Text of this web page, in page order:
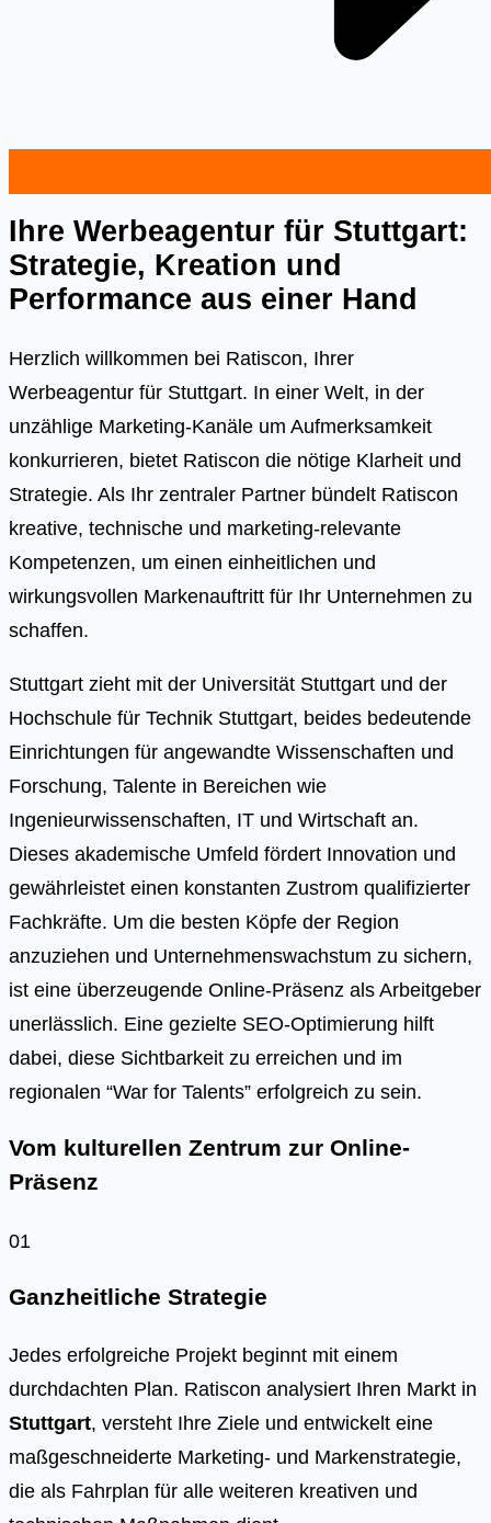
Ihre Werbeagentur für Stuttgart:
Strategie, Kreation und
Performance aus einer Hand
Herzlich willkommen bei Ratiscon, Ihrer
Werbeagentur für Stuttgart. In einer Welt, in der
unzählige Marketing-Kanäle um Aufmerksamkeit
konkurrieren, bietet Ratiscon die nötige Klarheit und
Strategie. Als Ihr zentraler Partner bündelt Ratiscon
kreative, technische und marketing-relevante
Kompetenzen, um einen einheitlichen und
wirkungsvollen Markenauftritt für Ihr Unternehmen zu
schaffen.
Stuttgart zieht mit der Universität Stuttgart und der
Hochschule für Technik Stuttgart, beides bedeutende
Einrichtungen für angewandte Wissenschaften und
Forschung, Talente in Bereichen wie
Ingenieurwissenschaften, IT und Wirtschaft an.
Dieses akademische Umfeld fördert Innovation und
gewährleistet einen konstanten Zustrom qualifizierter
Fachkräfte. Um die besten Köpfe der Region
anzuziehen und Unternehmenswachstum zu sichern,
ist eine überzeugende Online-Präsenz als Arbeitgeber
unerlässlich. Eine gezielte SEO-Optimierung hilft
dabei, diese Sichtbarkeit zu erreichen und im
regionalen “War for Talents” erfolgreich zu sein.
Vom kulturellen Zentrum zur Online-
Präsenz
01
Ganzheitliche Strategie
Jedes erfolgreiche Projekt beginnt mit einem
durchdachten Plan. Ratiscon analysiert Ihren Markt in
Stuttgart, versteht Ihre Ziele und entwickelt eine
maßgeschneiderte Marketing- und Markenstrategie,
die als Fahrplan für alle weiteren kreativen und